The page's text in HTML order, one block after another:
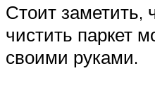
Стоит заметить,
чистить паркет
своими руками.